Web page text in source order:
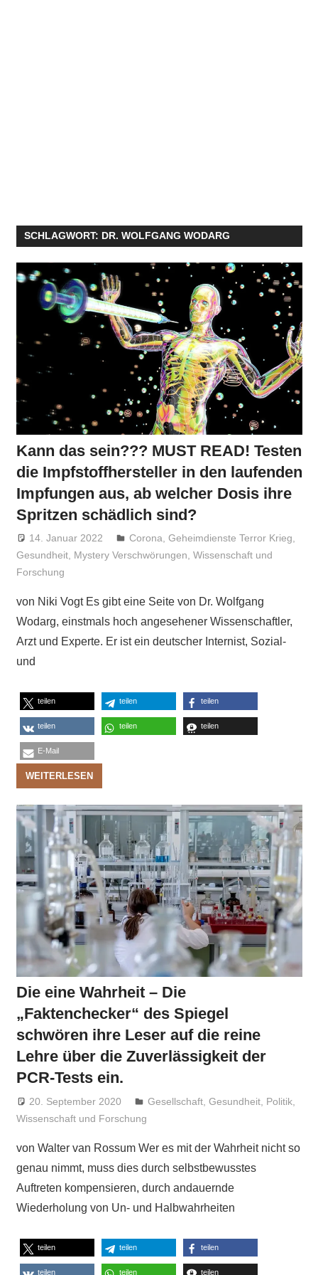
SCHLAGWORT: DR. WOLFGANG WODARG
Kann das sein??? MUST READ! Testen
die Impfstoffhersteller in den laufenden
Impfungen aus, ab welcher Dosis ihre
Spritzen schädlich sind?
14. Januar 2022 Niki Vogt
Corona,Geheimdienste Terror Krieg,
Gesundheit, Mystery Verschwörungen, Wissenschaft und
Forschung
von Niki Vogt Es gibt eine Seite von Dr. Wolfgang
Wodarg, einstmals hoch angesehener Wissenschaftler,
Arzt und Experte. Er ist ein deutscher Internist, Sozial-
und
teilen teilen teilen
teilen teilen teilen
E-Mail
WEITERLESEN
Die eine Wahrheit – Die
„Faktenchecker“ des Spiegel
schwören ihre Leser auf die reine
Lehre über die Zuverlässigkeit der
PCR-Tests ein.
20. September 2020 Niki Vogt
Gesellschaft ,Gesundheit Politik
Wissenschaft und Forschung
von Walter van Rossum Wer es mit der Wahrheit nicht so
genau nimmt, muss dies durch selbstbewusstes
Auftreten kompensieren, durch andauernde
Wiederholung von Un- und Halbwahrheiten
teilen teilen teilen
teilen teilen teilen